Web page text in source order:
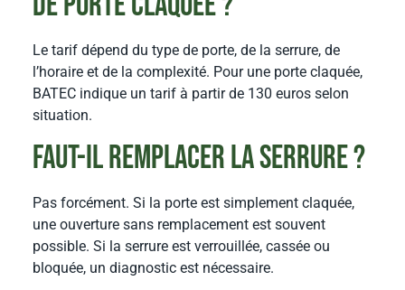
Le tarif dépend du type de porte, de la serrure, de
l’horaire et de la complexité. Pour une porte claquée,
BATEC indique un tarif à partir de 130 euros selon
situation.
Faut-il remplacer la serrure ?
Pas forcément. Si la porte est simplement claquée,
une ouverture sans remplacement est souvent
possible. Si la serrure est verrouillée, cassée ou
bloquée, un diagnostic est nécessaire.